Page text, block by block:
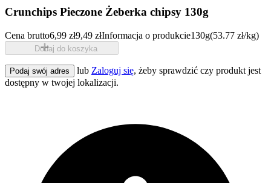
Crunchips Pieczone Żeberka chipsy 130g
Cena brutto6,99 zł9,49 złInformacja o produkcie130g(53.77 zł/kg)
Dodaj do koszyka
Podaj swój adres lub Zaloguj się, żeby sprawdzić czy produkt jest
dostępny w twojej lokalizacji.